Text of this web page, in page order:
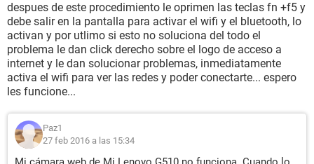
despues de este procedimiento le oprimen las teclas fn +f5 y
debe salir en la pantalla para activar el wifi y el bluetooth, lo
activan y por utlimo si esto no soluciona del todo el
problema le dan click derecho sobre el logo de acceso a
internet y le dan solucionar problemas, inmediatamente
activa el wifi para ver las redes y poder conectarte... espero
les funcione...
Paz1
27 feb 2016 a las 15:34